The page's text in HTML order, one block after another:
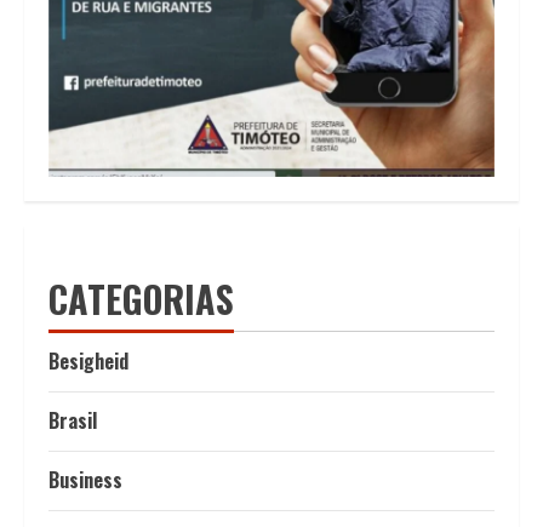
CATEGORIAS
Besigheid
Brasil
Business